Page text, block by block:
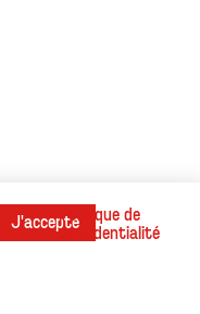
réservés.
J'acceptePolitique de
confidentialité